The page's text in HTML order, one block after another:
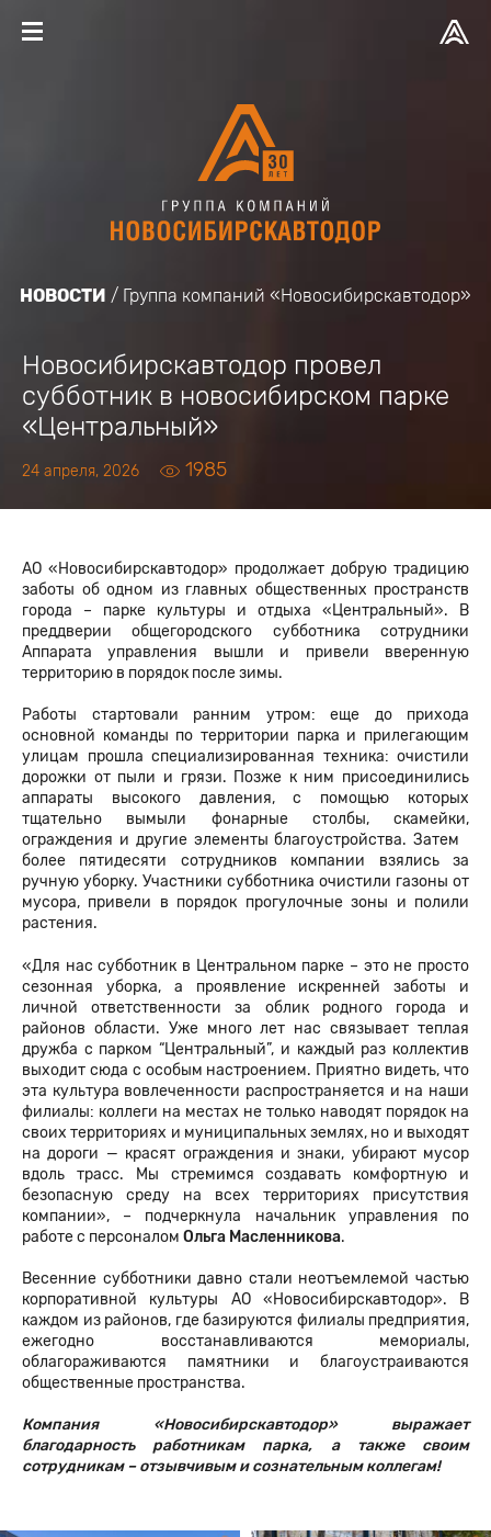
НОВОСТИ Группа компаний «Новосибирскавтодор»
Новосибирскавтодор провел
субботник в новосибирском парке
«Центральный»
24 апреля, 2026 1985
АО «Новосибирскавтодор» продолжает добрую традицию
заботы об одном из главных общественных пространств
города – парке культуры и отдыха «Центральный». В
преддверии общегородского субботника сотрудники
Аппарата управления вышли и привели вверенную
территорию в порядок после зимы.
Работы стартовали ранним утром: еще до прихода
основной команды по территории парка и прилегающим
улицам прошла специализированная техника: очистили
дорожки от пыли и грязи. Позже к ним присоединились
аппараты высокого давления, с помощью которых
тщательно вымыли фонарные столбы, скамейки,
ограждения и другие элементы благоустройства. Затем
более пятидесяти сотрудников компании взялись за
ручную уборку. Участники субботника очистили газоны от
мусора, привели в порядок прогулочные зоны и полили
растения.
«Для нас субботник в Центральном парке – это не просто
сезонная уборка, а проявление искренней заботы и
личной ответственности за облик родного города и
районов области. Уже много лет нас связывает теплая
дружба с парком “Центральный”, и каждый раз коллектив
выходит сюда с особым настроением. Приятно видеть, что
эта культура вовлеченности распространяется и на наши
филиалы: коллеги на местах не только наводят порядок на
своих территориях и муниципальных землях, но и выходят
на дороги — красят ограждения и знаки, убирают мусор
вдоль трасс. Мы стремимся создавать комфортную и
безопасную среду на всех территориях присутствия
компании», – подчеркнула начальник управления по
работе с персоналом Ольга Масленникова.
Весенние субботники давно стали неотъемлемой частью
корпоративной культуры АО «Новосибирскавтодор». В
каждом из районов, где базируются филиалы предприятия,
ежегодно восстанавливаются мемориалы,
облагораживаются памятники и благоустраиваются
общественные пространства.
Компания «Новосибирскавтодор» выражает
благодарность работникам парка, а также своим
сотрудникам – отзывчивым и сознательным коллегам!